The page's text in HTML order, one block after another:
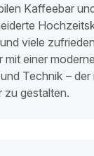
Kaffeebar
viele
mit einer
Technik –
zu gestalten.